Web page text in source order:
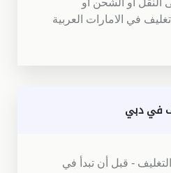
النقل او الشحن او
في الامارات العربية
في دبي
- قبل أن تبدأ في